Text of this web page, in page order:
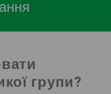
групи?